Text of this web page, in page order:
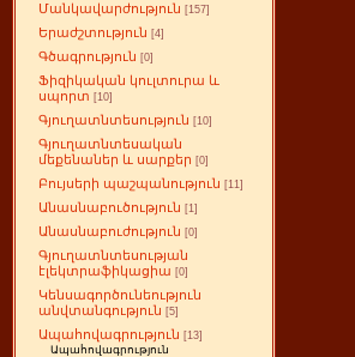
Մանկավարժություն [157]
Երաժշտություն [4]
Գծագրություն [0]
Ֆիզիկական կուլտուրա և
սպորտ [10]
Գյուղատնտեսություն [10]
Գյուղատնտեսական
մեքենաներ և սարքեր [0]
Բույսերի պաշպանություն [11]
Անասնաբուծություն [1]
Անասնաբուժություն [0]
Գյուղատնտեսության
էլեկտրաֆիկացիա [0]
Կենսագործունեություն
անվտանգություն [5]
Ապահովագրություն [13]
Ապահովագրություն